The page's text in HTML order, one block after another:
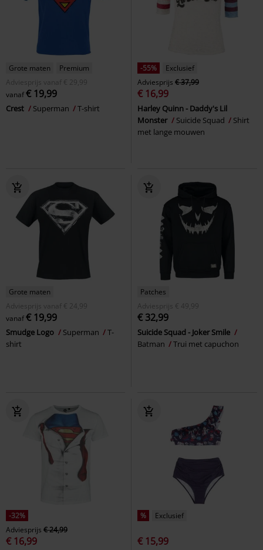
Grote maten
Premium
Adviesprijs
vanaf € 29,99
vanaf€ 19,99
Crest Superman T-shirt
-55%
Exclusief
Adviesprijs € 37,99
€ 16,99
Harley Quinn - Daddy's Lil
Monster
Suicide Squad
Shirt
met lange mouwen
Grote maten
Adviesprijs
vanaf € 24,99
vanaf€ 19,99
Smudge Logo Superman
T-
shirt
Patches
Adviesprijs
€ 49,99
€ 32,99
Suicide Squad - Joker Smile
Batman
Trui met capuchon
-32%
Adviesprijs € 24,99
€ 16,99
% Exclusief
€ 15,99